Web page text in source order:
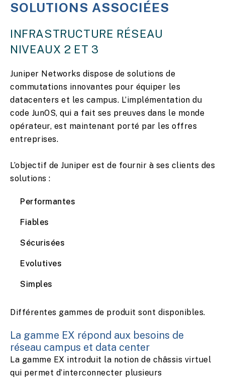
SOLUTIONS ASSOCIÉES
INFRASTRUCTURE RÉSEAU
NIVEAUX 2 ET 3
Juniper Networks dispose de solutions de
commutations innovantes pour équiper les
datacenters et les campus. L’implémentation du
code JunOS, qui a fait ses preuves dans le monde
opérateur, est maintenant porté par les offres
entreprises.
L’objectif de Juniper est de fournir à ses clients des
solutions :
Performantes
Fiables
Sécurisées
Evolutives
Simples
Différentes gammes de produit sont disponibles.
La gamme EX répond aux besoins de
réseau campus et data center
La gamme EX introduit la notion de châssis virtuel
qui permet d’interconnecter plusieurs